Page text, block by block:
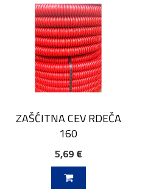
ZAŠĆITNA CEV RDEČA
160
5,69 €